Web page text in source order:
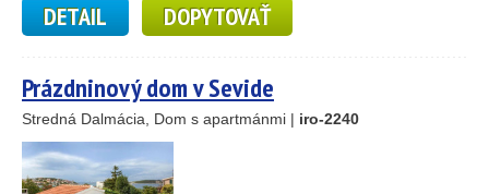
193
55
DETAIL DOPYTOVAŤ
Prázdninový dom v Sevide
Stredná Dalmácia, Dom s apartmánmi | iro-2240